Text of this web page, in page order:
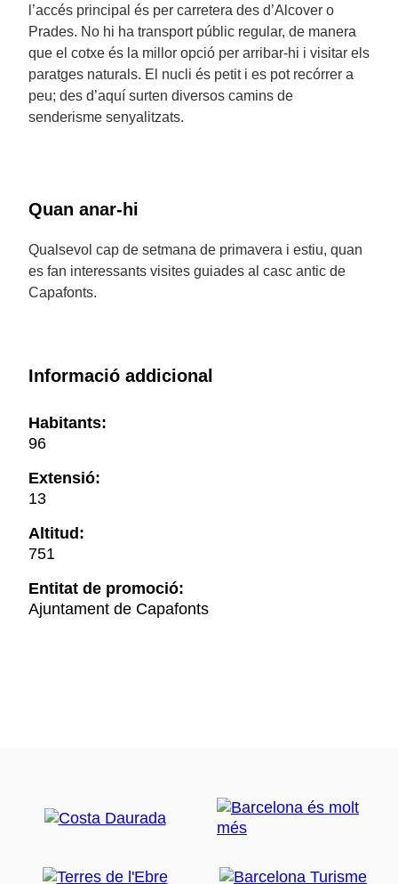
l’accés principal és per carretera des d’Alcover o
Prades. No hi ha transport públic regular, de manera
que el cotxe és la millor opció per arribar-hi i visitar els
paratges naturals. El nucli és petit i es pot recórrer a
peu; des d’aquí surten diversos camins de
senderisme senyalitzats.
Quan anar-hi
Qualsevol cap de setmana de primavera i estiu, quan
es fan interessants visites guiades al casc antic de
Capafonts.
Informació addicional
Habitants:
96
Extensió:
13
Altitud:
751
Entitat de promoció:
Ajuntament de Capafonts